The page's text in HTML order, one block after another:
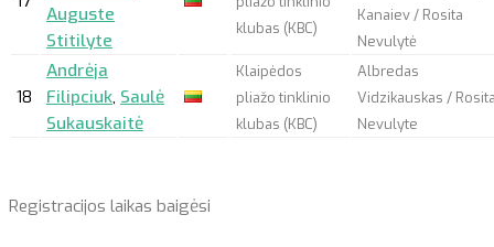
Auguste
Stitilyte
klubas (KBC)
Kanaiev / Rosita
Nevulytė
18
Andrėja
Filipciuk, Saulė
Sukauskaitė
Klaipėdos
pliažo tinklinio
klubas (KBC)
Albredas
Vidzikauskas /
Nevulyte
Registracijos laikas baigėsi